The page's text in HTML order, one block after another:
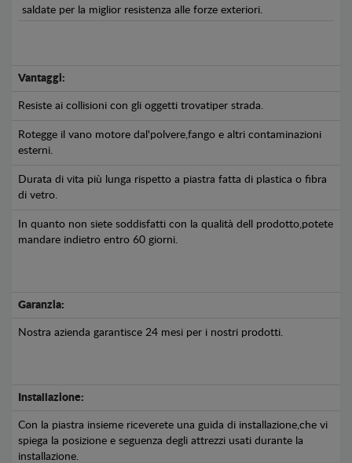
saldate per la miglior resistenza alle forze exteriori.
Vantaggi:
Resiste ai collisioni con gli oggetti trovatiper strada.
Rotegge il vano motore dal'polvere,fango e altri contaminazioni
esterni.
Durata di vita più lunga rispetto a piastra fatta di plastica o fibra
di vetro.
In quanto non siete soddisfatti con la qualità dell prodotto,potete
mandare indietro entro 60 giorni.
Garanzia:
Nostra azienda garantisce 24 mesi per i nostri prodotti.
Installazione:
Con la piastra insieme riceverete una guida di installazione,che vi
spiega la posizione e seguenza degli attrezzi usati durante la
installazione.